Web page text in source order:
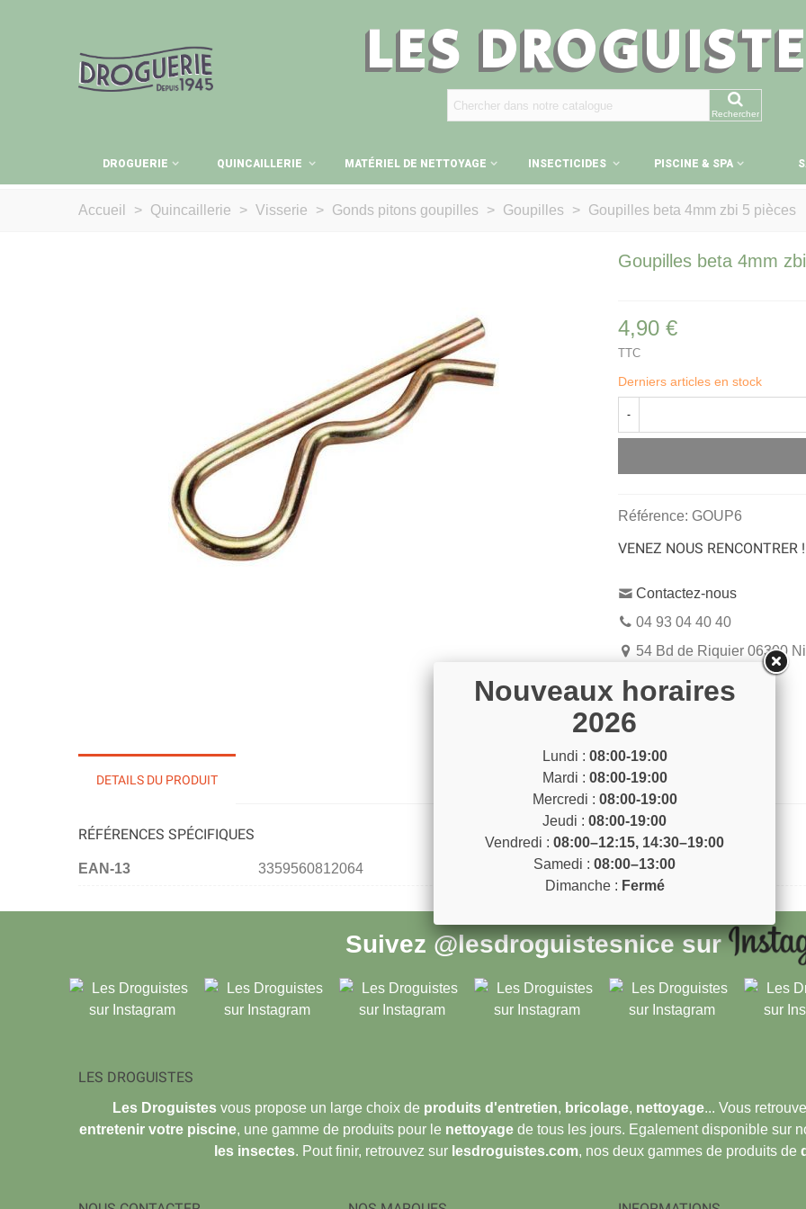
LES
Rechercher
DROGUERIE QUINCAILLERIE MATÉRIEL DE NETTOYAGE INSECTICIDES PISCINE & SPA
Accueil > Quincaillerie > Visserie > Gonds pitons goupilles > Goupilles > Goupilles beta 4mm zbi 5 pièces
Goupilles beta 4mm
4,90 €
TTC
Derniers articles en stock
-
Référence: GOUP6
VENEZ NOUS RENCONTRER !
Contactez-nous
04 93 04 40 40
54 Bd de Riquier 06300
Voir sur la carte
DETAILS DU PRODUIT
RÉFÉRENCES SPÉCIFIQUES
EAN-13 3359560812064
Suivez @lesdroguistesnicesur
LES DROGUISTES
Les Droguistesvous propose un large choix de produits d'entretien, bricolage, nettoyage... Vous
entretenir votre piscine, une gamme de produits pour le nettoyage de tous les jours. Egalement disponible sur
les insectes. Pout finir, retrouvez sur lesdroguistes.com, nos deux gammes de produits de
Nouveaux horaires
2026
Lundi : 08:00-19:00
Mardi : 08:00-19:00
Mercredi : 08:00-19:00
Jeudi : 08:00-19:00
Vendredi : 08:00–12:15, 14:30–19:00
Samedi : 08:00–13:00
Dimanche : Fermé